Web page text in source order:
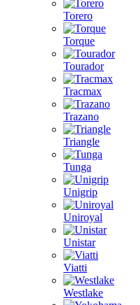
Torero
Torque
Tourador
Tracmax
Trazano
Triangle
Tunga
Unigrip
Uniroyal
Unistar
Viatti
Westlake